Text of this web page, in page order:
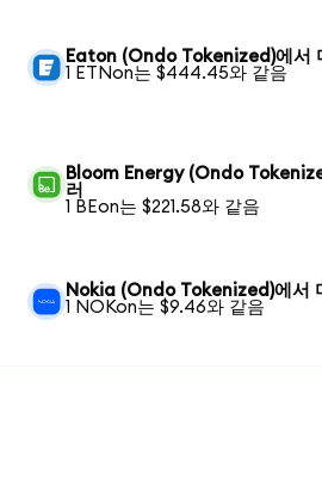
Eaton (Ondo Tokenized)에서
1 ETNon는 $444.45와 같음
Bloom Energy (Ondo
러
1 BEon는 $221.58와 같음
Nokia (Ondo Tokenized)에서
1 NOKon는 $9.46와 같음